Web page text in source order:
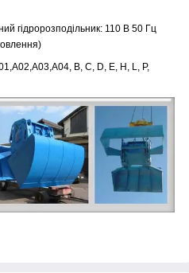
гідророзподільник: 110 В 50 Гц
B, C, D, E, H, L, P,